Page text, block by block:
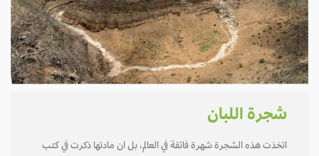
شجرة اللبان
اتخذت هذه الشجرة شهرة فائقة في العالم، بل ان مادتها ذكرت في كتب